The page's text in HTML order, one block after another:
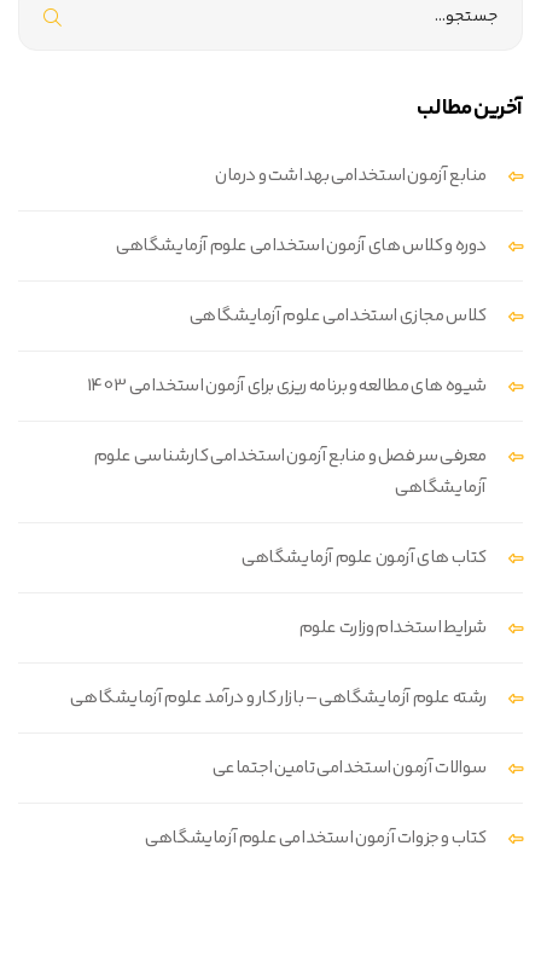
آخرین مطالب
منابع آزمون استخدامی بهداشت و درمان
دوره و کلاس های آزمون استخدامی علوم آزمایشگاهی
کلاس مجازی استخدامی علوم آزمایشگاهی
شیوه های مطالعه و برنامه ریزی برای آزمون استخدامی 1403
معرفی سر فصل و منابع آزمون استخدامی کارشناسی علوم
آزمایشگاهی
کتاب های آزمون علوم آزمایشگاهی
شرایط استخدام وزارت علوم
رشته علوم آزمایشگاهی – بازار کار و درآمد علوم آزمایشگاهی
سوالات آزمون استخدامی تامین اجتماعی
کتاب و جزوات آزمون استخدامی علوم آزمایشگاهی